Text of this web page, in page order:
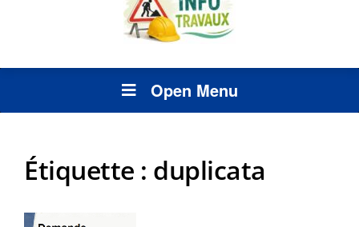
Open Menu
Étiquette : duplicata